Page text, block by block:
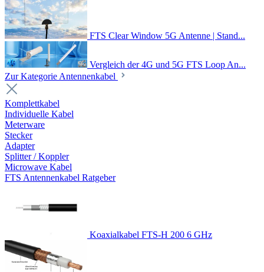
FTS Clear Window 5G Antenne | Stand...
Vergleich der 4G und 5G FTS Loop An...
Zur Kategorie Antennenkabel
Komplettkabel
Individuelle Kabel
Meterware
Stecker
Adapter
Splitter / Koppler
Microwave Kabel
FTS Antennenkabel Ratgeber
Koaxialkabel FTS-H 200 6 GHz